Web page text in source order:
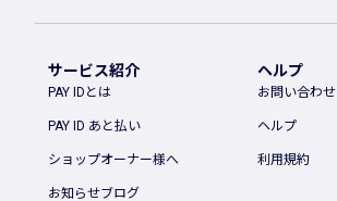
サービス紹介
PAY IDとは
PAY ID あと払い
ショップオーナー様へ
お知らせブログ
ヘルプ
お問い合わせ
ヘルプ
利用規約